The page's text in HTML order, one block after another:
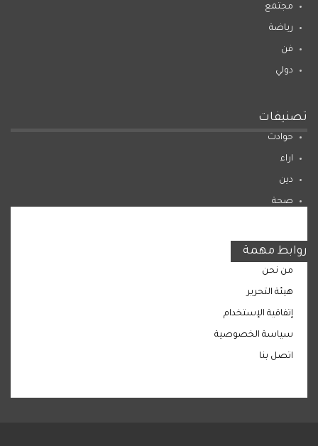
مجتمع
رياضة
فن
دولي
تصنيفات
حوادث
اراء
دين
صحة
روابط مهمة
من نحن
هيئة التحرير
إتفاقية الإستخدام
سياسة الخصوصية
اتصل بنا